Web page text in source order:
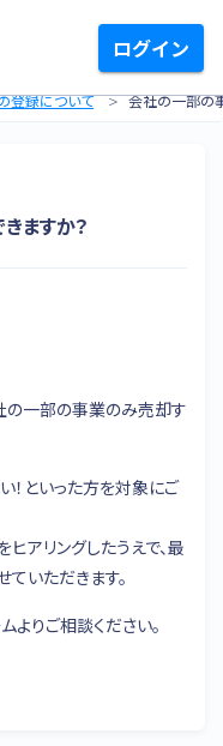
ログイン
登録について 会社の一部の
ますか？
の一部の事業のみ売却す
！といった方を対象にご
アリングしたうえで、最
いただきます。
よりご相談ください。